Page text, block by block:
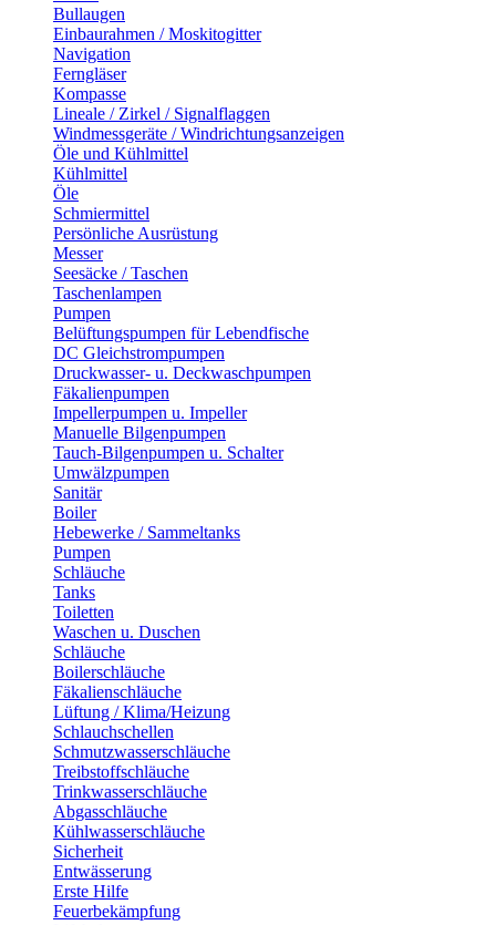
Bullaugen
Einbaurahmen / Moskitogitter
Navigation
Ferngläser
Kompasse
Lineale / Zirkel / Signalflaggen
Windmessgeräte / Windrichtungsanzeigen
Öle und Kühlmittel
Kühlmittel
Öle
Schmiermittel
Persönliche Ausrüstung
Messer
Seesäcke / Taschen
Taschenlampen
Pumpen
Belüftungspumpen für Lebendfische
DC Gleichstrompumpen
Druckwasser- u. Deckwaschpumpen
Fäkalienpumpen
Impellerpumpen u. Impeller
Manuelle Bilgenpumpen
Tauch-Bilgenpumpen u. Schalter
Umwälzpumpen
Sanitär
Boiler
Hebewerke / Sammeltanks
Pumpen
Schläuche
Tanks
Toiletten
Waschen u. Duschen
Schläuche
Boilerschläuche
Fäkalienschläuche
Lüftung / Klima/Heizung
Schlauchschellen
Schmutzwasserschläuche
Treibstoffschläuche
Trinkwasserschläuche
Abgasschläuche
Kühlwasserschläuche
Sicherheit
Entwässerung
Erste Hilfe
Feuerbekämpfung